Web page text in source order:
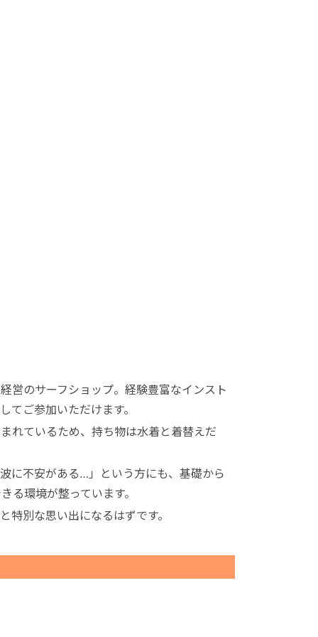
営のサーフショップ。経験豊富なインスト
てご参加いただけます。
れているため、持ち物は水着と着替えだ
に不安がある…」という方にも、基礎から
る環境が整っています。
特別な思い出になるはずです。